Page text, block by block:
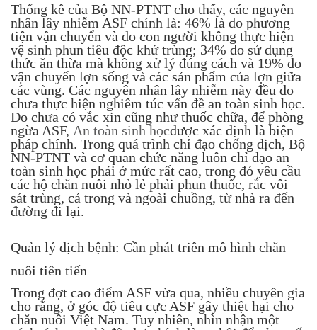
Thống kê của Bộ NN-PTNT cho thấy, các nguyên
nhân lây nhiễm ASF chính là: 46% là do phương
tiện vận chuyển và do con người không thực hiện
vệ sinh phun tiêu độc khử trùng; 34% do sử dụng
thức ăn thừa mà không xử lý đúng cách và 19% do
vận chuyển lợn sống và các sản phẩm của lợn giữa
các vùng. Các nguyên nhân lây nhiễm này đều do
chưa thực hiện nghiêm túc vấn đề an toàn sinh học.
Do chưa có vắc xin cũng như thuốc chữa, để phòng
ngừa ASF, An toàn sinh họcđược xác định là biện
pháp chính. Trong quá trình chỉ đạo chống dịch, Bộ
NN-PTNT và cơ quan chức năng luôn chỉ đạo an
toàn sinh học phải ở mức rất cao, trong đó yêu cầu
các hộ chăn nuôi nhỏ lẻ phải phun thuốc, rắc vôi
sát trùng, cả trong và ngoài chuồng, từ nhà ra đến
đường đi lại.
Quản lý dịch bệnh: Cần phát triên mô hình chăn
nuôi tiên tiến
Trong đợt cao điểm ASF vừa qua, nhiều chuyên gia
cho rằng, ở góc độ tiêu cực ASF gây thiệt hại cho
chăn nuôi Việt Nam. Tuy nhiên, nhìn nhận một